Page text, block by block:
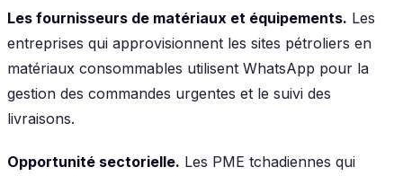
Les fournisseurs de matériaux et équipements. Les
entreprises qui approvisionnent les sites pétroliers en
matériaux consommables utilisent WhatsApp pour la
gestion des commandes urgentes et le suivi des
livraisons.
Opportunité sectorielle. Les PME tchadiennes qui